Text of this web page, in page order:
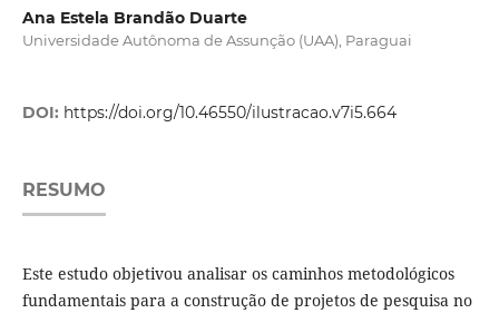
Ana Estela Brandão Duarte
Universidade Autônoma de Assunção (UAA), Paraguai
DOI: https://doi.org/10.46550/ilustracao.v7i5.664
RESUMO
Este estudo objetivou analisar os caminhos metodológicos
fundamentais para a construção de projetos de pesquisa no